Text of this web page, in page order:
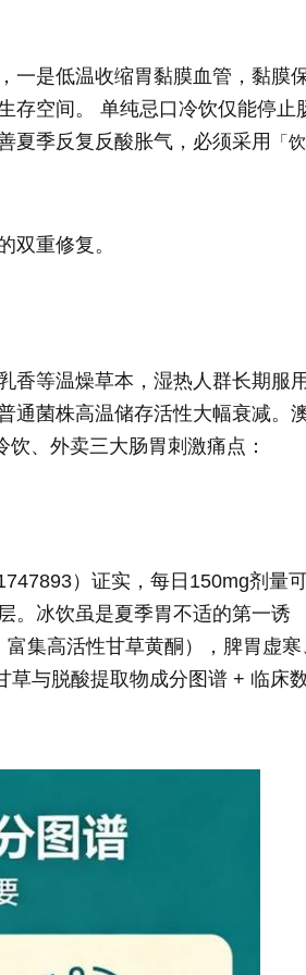
一是低温收缩胃黏膜血管，黏膜
存空间。 单纯忌口冷饮仅能停止
夏季反复反酸胀气，必须采用
「
双重修复。
香等温燥草本，湿热人群长期服用
通菌株高温储存活性大幅衰减。
、外卖三大肠胃刺激痛点：
）证实，每日150mg剂量
。冰饮虽是夏季胃不适的第一诱
集高活性甘草黄酮），脾胃虚寒
与脱酸提取物成分图谱 + 临床